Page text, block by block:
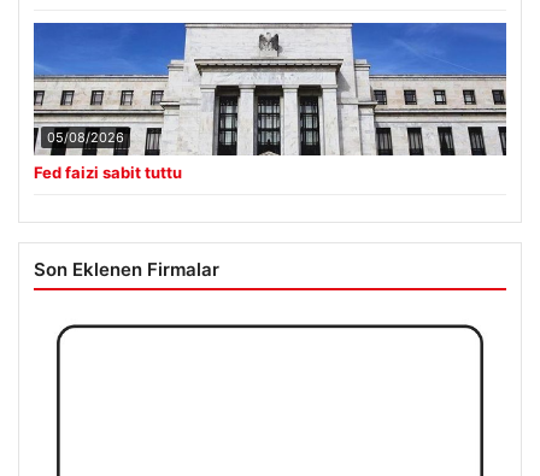
05/08/2026
Fed faizi sabit tuttu
Son Eklenen Firmalar